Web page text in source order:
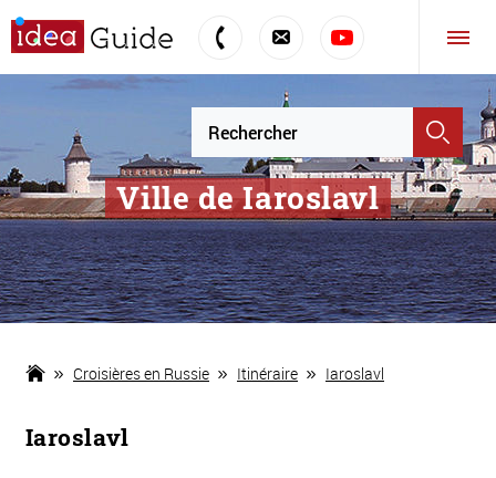
Ville de Iaroslavl
Croisières en Russie Itinéraire Iaroslavl
Iaroslavl